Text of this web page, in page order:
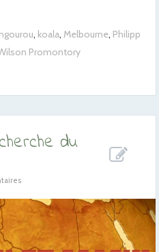
, koala, Melbourne, Philipp
Promontory
du